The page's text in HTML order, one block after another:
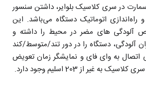
در سری کلاسیک بلوایر، داشتن سنسور
اتوماتیک دستگاه می‌باشد. این
آلودگی های مضر در محیط را داشته و
آلودگی، دستگاه را در دور تند/متوسط/کند
اتصال به وای فای و نمایشگر زمان تعویض
به غیر از 203 اسلیم وجود دارد.